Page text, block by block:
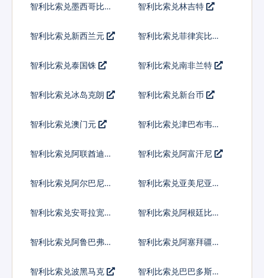
智利比索兑墨西哥比索 智利比索兑林吉特
智利比索兑新西兰元 智利比索兑菲律宾比索
智利比索兑泰国铢 智利比索兑南非兰特
智利比索兑冰岛克朗 智利比索兑新台币
智利比索兑澳门元 智利比索兑津巴布韦币
智利比索兑阿联酋迪拉
智利比索兑阿富汗尼
智利比索兑阿尔巴尼亚
智利比索兑亚美尼亚德
智利比索兑安哥拉宽扎 智利比索兑阿根廷比索
智利比索兑阿鲁巴弗罗
智利比索兑阿塞拜疆马
智利比索兑波黑马克 智利比索兑巴巴多斯元